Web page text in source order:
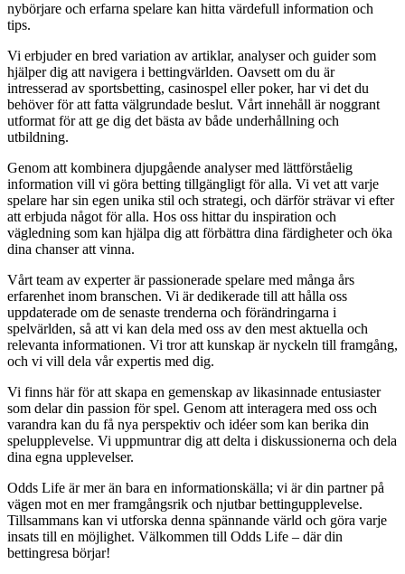
nybörjare och erfarna spelare kan hitta värdefull information och
tips.
Vi erbjuder en bred variation av artiklar, analyser och guider som
hjälper dig att navigera i bettingvärlden. Oavsett om du är
intresserad av sportsbetting, casinospel eller poker, har vi det du
behöver för att fatta välgrundade beslut. Vårt innehåll är noggrant
utformat för att ge dig det bästa av både underhållning och
utbildning.
Genom att kombinera djupgående analyser med lättförståelig
information vill vi göra betting tillgängligt för alla. Vi vet att varje
spelare har sin egen unika stil och strategi, och därför strävar vi efter
att erbjuda något för alla. Hos oss hittar du inspiration och
vägledning som kan hjälpa dig att förbättra dina färdigheter och öka
dina chanser att vinna.
Vårt team av experter är passionerade spelare med många års
erfarenhet inom branschen. Vi är dedikerade till att hålla oss
uppdaterade om de senaste trenderna och förändringarna i
spelvärlden, så att vi kan dela med oss av den mest aktuella och
relevanta informationen. Vi tror att kunskap är nyckeln till framgång,
och vi vill dela vår expertis med dig.
Vi finns här för att skapa en gemenskap av likasinnade entusiaster
som delar din passion för spel. Genom att interagera med oss och
varandra kan du få nya perspektiv och idéer som kan berika din
spelupplevelse. Vi uppmuntrar dig att delta i diskussionerna och dela
dina egna upplevelser.
Odds Life är mer än bara en informationskälla; vi är din partner på
vägen mot en mer framgångsrik och njutbar bettingupplevelse.
Tillsammans kan vi utforska denna spännande värld och göra varje
insats till en möjlighet. Välkommen till Odds Life – där din
bettingresa börjar!